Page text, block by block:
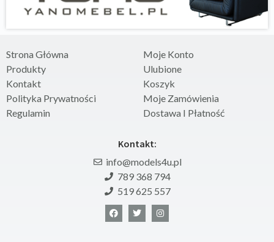
Strona Główna
Produkty
Kontakt
Polityka Prywatności
Regulamin
Moje Konto
Ulubione
Koszyk
Moje Zamówienia
Dostawa I Płatność
Kontakt:
info@models4u.pl
789 368 794
519 625 557